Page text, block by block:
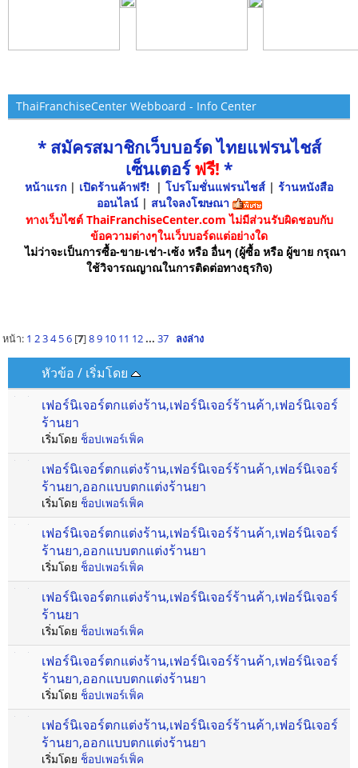
ThaiFranchiseCenter Webboard - Info Center
* สมัครสมาชิกเว็บบอร์ด ไทยแฟรนไชส์
เซ็นเตอร์ฟรี! *
หน้าแรก | เปิดร้านค้าฟรี! | โปรโมชั่นแฟรนไชส์ | ร้านหนังสือ
ออนไลน์ | สนใจลงโฆษณา
ทางเว็บไซต์ ThaiFranchiseCenter.com ไม่มีส่วนรับผิดชอบกับ
ข้อความต่างๆในเว็บบอร์ดแต่อย่างใด
ไม่ว่าจะเป็นการซื้อ-ขาย-เช่า-เซ้ง หรือ อื่นๆ (ผู้ซื้อ หรือ ผู้ขาย กรุณา
ใช้วิจารณญาณในการติดต่อทางธุรกิจ)
หน้า: 1 2 3 4 5 6[7]8 9 10 11 12 ... 37 ลงล่าง
หัวข้อ / เริ่มโดย
เฟอร์นิเจอร์ตกแต่งร้าน,เฟอร์นิเจอร์ร้านค้า,เฟอร์นิเจอร์
ร้านยา
เริ่มโดย ช็อปเพอร์เฟ็ค
เฟอร์นิเจอร์ตกแต่งร้าน,เฟอร์นิเจอร์ร้านค้า,เฟอร์นิเจอร์
ร้านยา,ออกแบบตกแต่งร้านยา
เริ่มโดย ช็อปเพอร์เฟ็ค
เฟอร์นิเจอร์ตกแต่งร้าน,เฟอร์นิเจอร์ร้านค้า,เฟอร์นิเจอร์
ร้านยา,ออกแบบตกแต่งร้านยา
เริ่มโดย ช็อปเพอร์เฟ็ค
เฟอร์นิเจอร์ตกแต่งร้าน,เฟอร์นิเจอร์ร้านค้า,เฟอร์นิเจอร์
ร้านยา
เริ่มโดย ช็อปเพอร์เฟ็ค
เฟอร์นิเจอร์ตกแต่งร้าน,เฟอร์นิเจอร์ร้านค้า,เฟอร์นิเจอร์
ร้านยา,ออกแบบตกแต่งร้านยา
เริ่มโดย ช็อปเพอร์เฟ็ค
เฟอร์นิเจอร์ตกแต่งร้าน,เฟอร์นิเจอร์ร้านค้า,เฟอร์นิเจอร์
ร้านยา,ออกแบบตกแต่งร้านยา
เริ่มโดย ช็อปเพอร์เฟ็ค